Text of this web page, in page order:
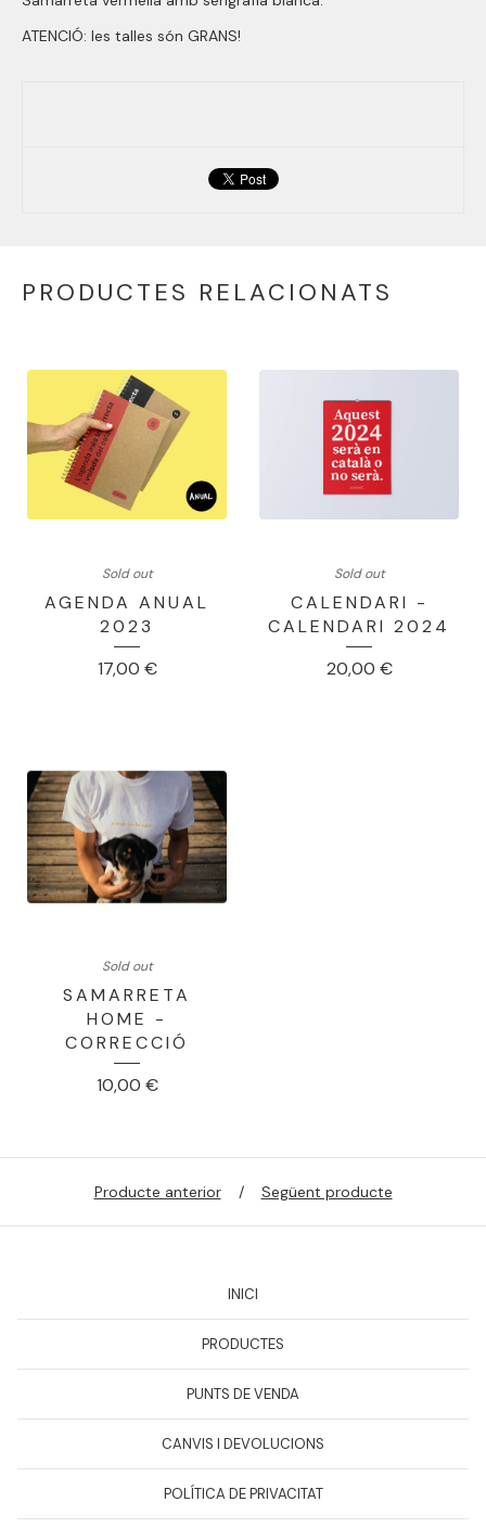
ATENCIÓ: les talles són GRANS!
PRODUCTES RELACIONATS
Sold out
AGENDA ANUAL
2023
17,00 €
Sold out
CALENDARI -
CALENDARI 2024
20,00 €
Sold out
SAMARRETA
HOME -
CORRECCIÓ
10,00 €
Producte anterior Següent producte
INICI
PRODUCTES
PUNTS DE VENDA
CANVIS I DEVOLUCIONS
POLÍTICA DE PRIVACITAT